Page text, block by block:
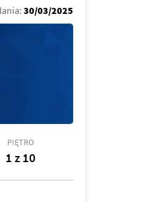
30/03/2025
PIĘTRO
1 z 10